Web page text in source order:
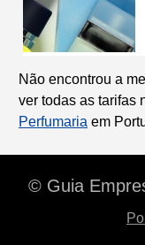
Não encontrou a
ver todas as tarifas
Perfumaria em
© Guia